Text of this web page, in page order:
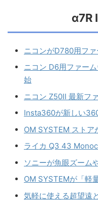
α7R
ニコンがD780用フ
ニコン D6用ファー
始
ニコン Z50II 最新フ
Insta360が新しい
OM SYSTEM スト
ライカ Q3 43
ソニーが魚眼ズーム
OM SYSTEMが「軽
気軽に使える超望遠